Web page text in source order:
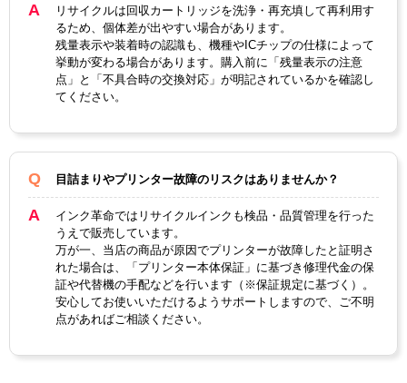
染料
ICチ
ップ
あり
製品
プ
リサイクルは回収カートリッジを洗浄・再充填して再利用す
るため、個体差が出やすい場合があります。
残量表示や装着時の認識も、機種やICチップの仕様によって
挙動が変わる場合があります。購入前に「残量表示の注意
点」と「不具合時の交換対応」が明記されているかを確認し
てください。
目詰まりやプリンター故障のリスクはありませんか？
インク革命ではリサイクルインクも検品・品質管理を行った
うえで販売しています。
万が一、当店の商品が原因でプリンターが故障したと証明さ
れた場合は、「プリンター本体保証」に基づき修理代金の保
証や代替機の手配などを行います（※保証規定に基づく）。
安心してお使いいただけるようサポートしますので、ご不明
点があればご相談ください。